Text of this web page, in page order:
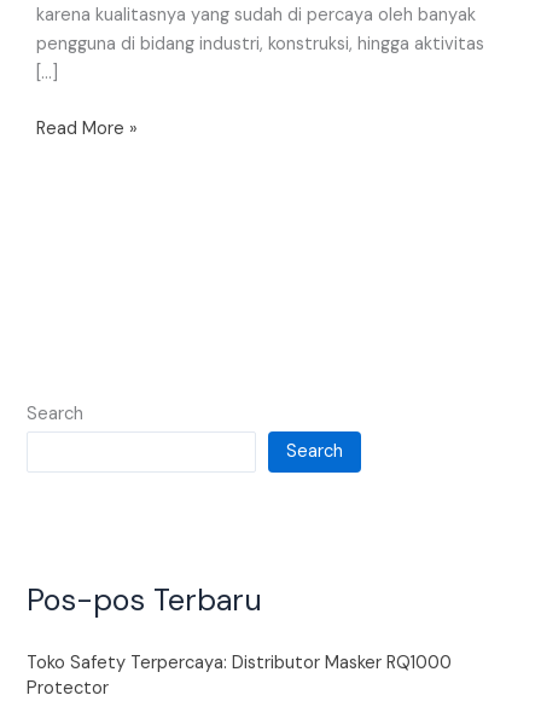
karena kualitasnya yang sudah di percaya oleh banyak
pengguna di bidang industri, konstruksi, hingga aktivitas
[…]
Read More »
Search
Search
Pos-pos Terbaru
Toko Safety Terpercaya: Distributor Masker RQ1000
Protector